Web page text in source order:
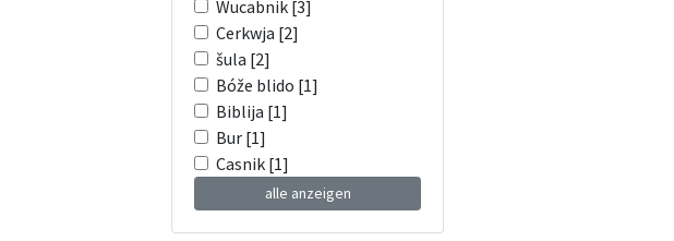
Wucabnik [3]
Cerkwja [2]
šula [2]
Bóže blido [1]
Biblija [1]
Bur [1]
Casnik [1]
alle anzeigen